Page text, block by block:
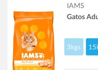
IAMS
Gatos
3kgs